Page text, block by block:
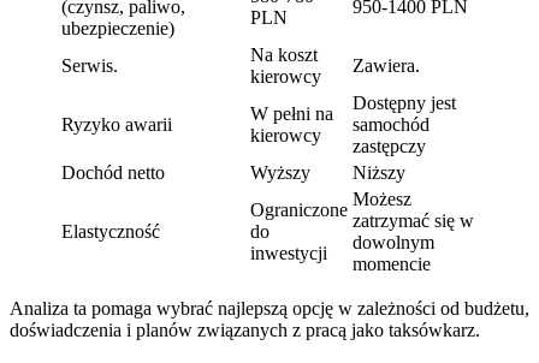
(czynsz, paliwo,
ubezpieczenie)
PLN
950-1400 PLN
Serwis.
Na koszt
kierowcy
Zawiera.
Ryzyko awarii
W pełni na
kierowcy
Dostępny jest
samochód
zastępczy
Dochód netto
Wyższy Niższy
Elastyczność
Ograniczone
do
inwestycji
Możesz
zatrzymać się w
dowolnym
momencie
Analiza ta pomaga wybrać najlepszą opcję w zależności od budżetu,
doświadczenia i planów związanych z pracą jako taksówkarz.